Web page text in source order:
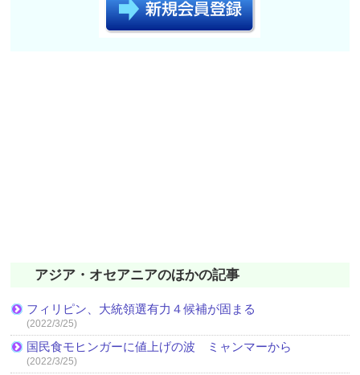
アジア・オセアニアのほかの記事
フィリピン、大統領選有力４候補が固まる
(2022/3/25)
国民食モヒンガーに値上げの波 ミャンマーから
(2022/3/25)